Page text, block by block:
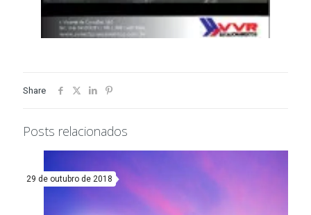
Share
Posts relacionados
29 de outubro de 2018